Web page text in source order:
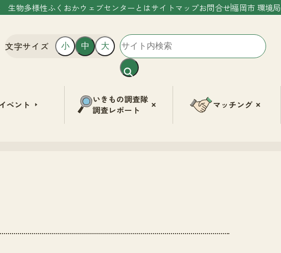
生物多様性ふくおかウェブセンターとはサイトマップお問合せ福岡市 環境局
文字サイズ 小 中 大
イベント
いきもの調査隊
調査レポート
マッチング